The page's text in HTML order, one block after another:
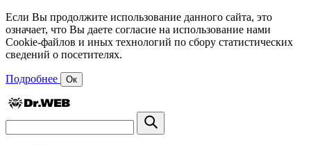
Если Вы продолжите использование данного сайта, это
означает, что Вы даете согласие на использование нами
Cookie-файлов и иных технологий по сбору статистических
сведений о посетителях.
Подробнее Ок